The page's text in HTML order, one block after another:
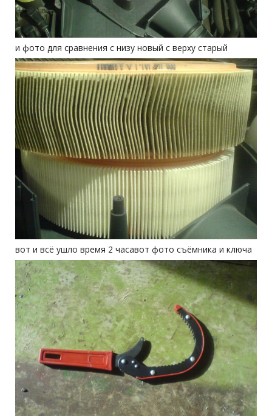
и фото для сравнения с низу новый с верху старый
вот и всё ушло время 2 часавот фото съёмника и ключа